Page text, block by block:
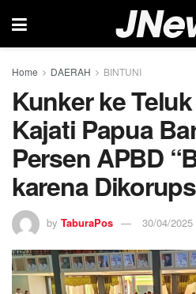
Home DAERAH BINTUNI
Kunker ke
Kajati Papua
Persen APBD
karena
by TaburaPos 30/04/2025